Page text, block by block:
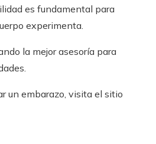
es fundamental para
experimenta.
la mejor asesoría para
un embarazo, visita el sitio